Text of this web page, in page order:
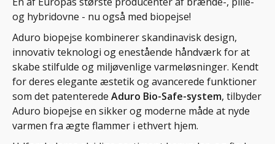
og hybridovne - nu også med biopejse!
Aduro biopejse kombinerer skandinavisk design,
innovativ teknologi og enestående håndværk for at
skabe stilfulde og miljøvenlige varmeløsninger. Kendt
for deres elegante æstetik og avancerede funktioner
som det patenterede Aduro Bio-Safe-system, tilbyder
Aduro biopejse en sikker og moderne måde at nyde
varmen fra ægte flammer i ethvert hjem.